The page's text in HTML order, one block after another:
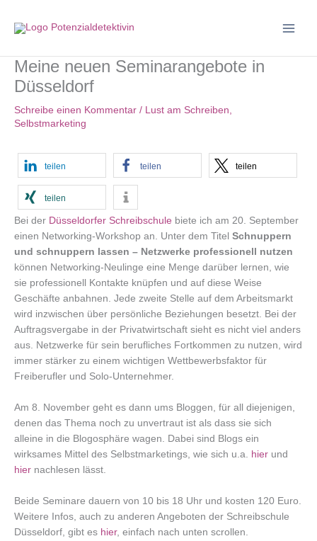
Inhalt
Meine neuen Seminarangebote in
Düsseldorf
Schreibe einen Kommentar / Lust am Schreiben,
Selbstmarketing
teilen teilen teilen
teilen
Bei der Düsseldorfer Schreibschule biete ich am 20. September
einen Networking-Workshop an. Unter dem Titel Schnuppern
und schnuppern lassen – Netzwerke professionell nutzen
können Networking-Neulinge eine Menge darüber lernen, wie
sie professionell Kontakte knüpfen und auf diese Weise
Geschäfte anbahnen. Jede zweite Stelle auf dem Arbeitsmarkt
wird inzwischen über persönliche Beziehungen besetzt. Bei der
Auftragsvergabe in der Privatwirtschaft sieht es nicht viel anders
aus. Netzwerke für sein berufliches Fortkommen zu nutzen, wird
immer stärker zu einem wichtigen Wettbewerbsfaktor für
Freiberufler und Solo-Unternehmer.
Am 8. November geht es dann ums Bloggen, für all diejenigen,
denen das Thema noch zu unvertraut ist als dass sie sich
alleine in die Blogosphäre wagen. Dabei sind Blogs ein
wirksames Mittel des Selbstmarketings, wie sich u.a. hier und
hier nachlesen lässt.
Beide Seminare dauern von 10 bis 18 Uhr und kosten 120 Euro.
Weitere Infos, auch zu anderen Angeboten der Schreibschule
Düsseldorf, gibt es hier, einfach nach unten scrollen.